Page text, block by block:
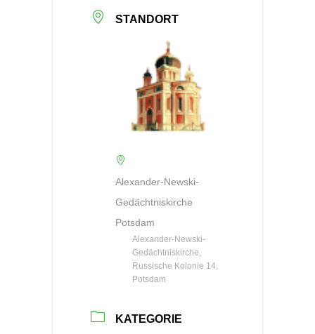
STANDORT
Alexander-Newski-
Gedächtniskirche
Potsdam
Alexander-Newski-
Gedächtniskirche,
Russische Kolonie 14,
Potsdam
KATEGORIE